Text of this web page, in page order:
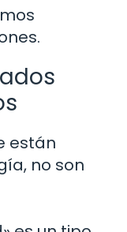
están
no son